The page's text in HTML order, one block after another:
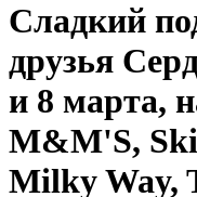
Сладкий
друзья
и 8 марта,
M&M'S,
Milky Way,